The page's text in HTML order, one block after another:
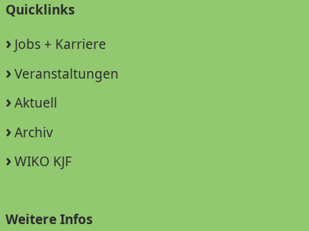
Quicklinks
Jobs + Karriere
Veranstaltungen
Aktuell
Archiv
WIKO KJF
Weitere Infos